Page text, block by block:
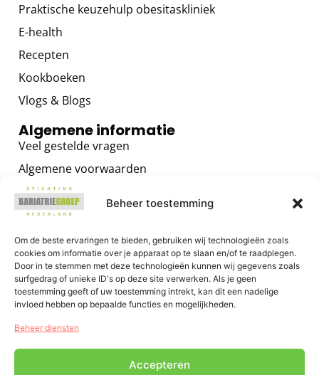
Beheer toestemming
Om de beste ervaringen te bieden, gebruiken wij technologieën zoals
cookies om informatie over je apparaat op te slaan en/of te raadplegen.
Door in te stemmen met deze technologieën kunnen wij gegevens zoals
surfgedrag of unieke ID's op deze site verwerken. Als je geen
toestemming geeft of uw toestemming intrekt, kan dit een nadelige
invloed hebben op bepaalde functies en mogelijkheden.
Beheer diensten
Accepteren
Praktische keuzehulp obesitaskliniek
E-health
Recepten
Kookboeken
Vlogs & Blogs
Algemene informatie
Veel gestelde vragen
Algemene voorwaarden
Privacybeleid
Contact
Voor zorgverleners
Algemene informatie
Training voor zorgverleners
Het GRIP OP JE GEWICHT Programma
E-health voor zorgverleners